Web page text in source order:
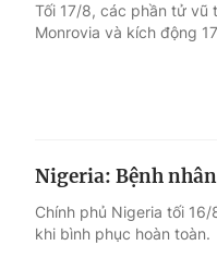
Tối 17/8, các phần tử vũ
Monrovia và kích động
Nigeria: Bệnh
Chính phủ Nigeria tối
khi bình phục hoàn toàn.